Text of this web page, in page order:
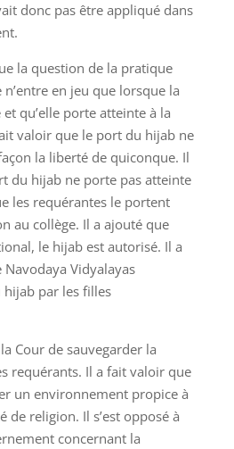
donc pas être appliqué dans
la question de la pratique
en jeu que lorsque la
qu’elle porte atteinte à la
valoir que le port du hijab ne
la liberté de quiconque. Il
du hijab ne porte pas atteinte
les requérantes le portent
au collège. Il a ajouté que
le hijab est autorisé. Il a
Vidyalayas
par les filles
Cour de sauvegarder la
requérants. Il a fait valoir que
un environnement propice à
de religion. Il s’est opposé à
concernant la